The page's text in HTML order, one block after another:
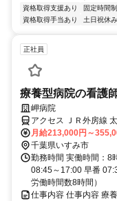
資格取得支援あり 固定時間制
資格取得手当あり
土日祝休み
正社員
療養型病院の看護
岬病院
アクセス ＪＲ外房線
分、いすみ鉄道 国吉徒
月給213,000円～
千葉県いすみ市
勤務時間 実働時間：8
08:45～17:00 早番
労働時間数8時間）
仕事内容 仕事内容 療